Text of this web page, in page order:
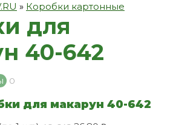
» Коробки картонные
для
40-642
0
для макарун 40-642